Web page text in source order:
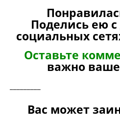
Поделись ею
социальных
Оставьте
важно
Вас может